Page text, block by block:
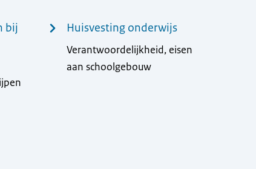
bij
Huisvesting onderwijs
Verantwoordelijkheid, eisen
aan schoolgebouw